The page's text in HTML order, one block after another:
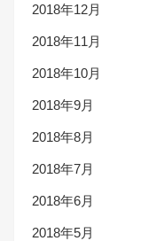
2018年12月
2018年11月
2018年10月
2018年9月
2018年8月
2018年7月
2018年6月
2018年5月